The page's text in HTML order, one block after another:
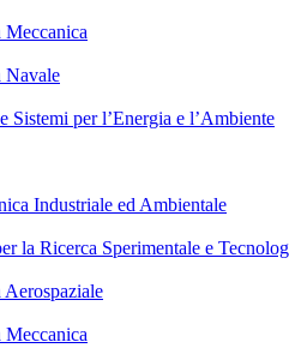
Meccanica
Navale
Sistemi per l’Energia e l’Ambiente
Industriale ed Ambientale
la Ricerca Sperimentale e
Aerospaziale
Meccanica